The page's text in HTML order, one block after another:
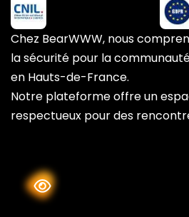
Chez BearWWW, nous
la sécurité pour la
en Hauts-de-France.
Notre plateforme offre un
respectueux pour des